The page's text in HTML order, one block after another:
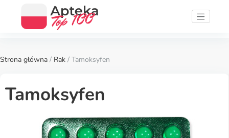
Strona główna / Rak / Tamoksyfen
Tamoksyfen